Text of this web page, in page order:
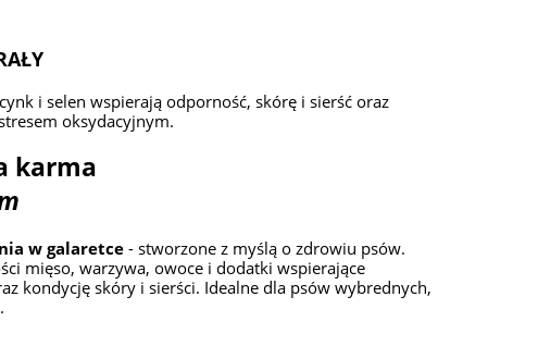
i selen wspierają odporność, skórę i sierść oraz
oksydacyjnym.
karma
w galaretce - stworzone z myślą o zdrowiu psów.
mięso, warzywa, owoce i dodatki wspierające
kondycję skóry i sierści. Idealne dla psów wybrednych,